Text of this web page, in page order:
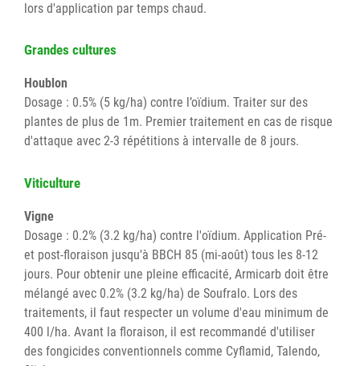
lors d'application par temps chaud.
Grandes cultures
Houblon
Dosage : 0.5% (5 kg/ha) contre l’oïdium. Traiter sur des
plantes de plus de 1m. Premier traitement en cas de risque
d'attaque avec 2-3 répétitions à intervalle de 8 jours.
Viticulture
Vigne
Dosage : 0.2% (3.2 kg/ha) contre l'oïdium. Application Pré-
et post-floraison jusqu'à BBCH 85 (mi-août) tous les 8-12
jours. Pour obtenir une pleine efficacité, Armicarb doit être
mélangé avec 0.2% (3.2 kg/ha) de Soufralo. Lors des
traitements, il faut respecter un volume d'eau minimum de
400 l/ha. Avant la floraison, il est recommandé d'utiliser
des fongicides conventionnels comme Cyflamid, Talendo,